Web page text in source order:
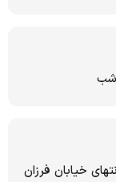
خیابان فرزان